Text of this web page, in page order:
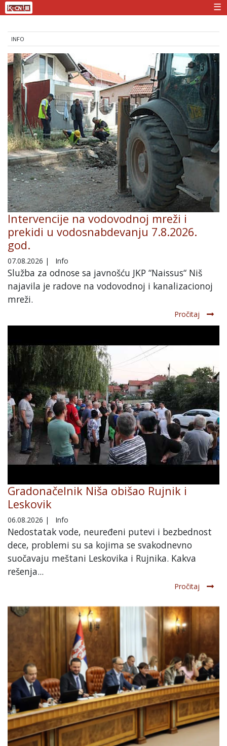
☰
INFO
Intervencije na vodovodnoj mreži i
prekidi u vodosnabdevanju 7.8.2026.
god.
07.08.2026 | Info
Služba za odnose sa javnošću JKP “Naissus“ Niš
najavila je radove na vodovodnoj i kanalizacionoj
mreži.
Pročitaj
Gradonačelnik Niša obišao Rujnik i
Leskovik
06.08.2026 | Info
Nedostatak vode, neuređeni putevi i bezbednost
dece, problemi su sa kojima se svakodnevno
suočavaju meštani Leskovika i Rujnika. Kakva
rešenja...
Pročitaj